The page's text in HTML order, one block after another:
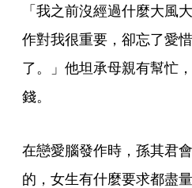
「我之前沒經過什麼大風
作對我很重要，卻忘了愛
了。」他坦承母親有幫忙
錢。
在戀愛腦發作時，孫其君
的，女生有什麼要求都盡